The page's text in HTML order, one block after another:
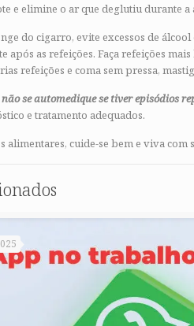
e elimine o ar que deglutiu durante a
do cigarro, evite excessos de
após as refeições. Faça refeições
refeições e coma sem pressa,
não se automedique se tiver episódios
e tratamento adequados.
alimentares, cuide-se bem e viva com